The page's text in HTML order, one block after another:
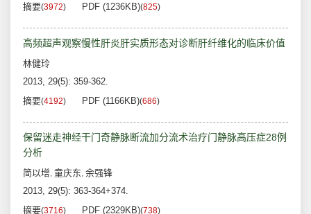
摘要(3972) PDF (1236KB)(825)
高频超声观察慢性肝炎肝实质形态对诊断肝纤维化的临床价值
林健玲
2013, 29(5): 359-362.
摘要(4192) PDF (1166KB)(686)
保留迷走神经干门奇静脉断流加分流术治疗门静脉高压症28例
分析
简以增, 童庆东, 余强锋
2013, 29(5): 363-364+374.
摘要(3716) PDF (2329KB)(738)